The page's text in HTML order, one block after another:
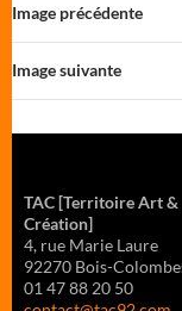
Image précédente
Image suivante
TAC[Territoire Art &
Création]
4, rue Marie Laure
92270 Bois-
01 47 88 20 50